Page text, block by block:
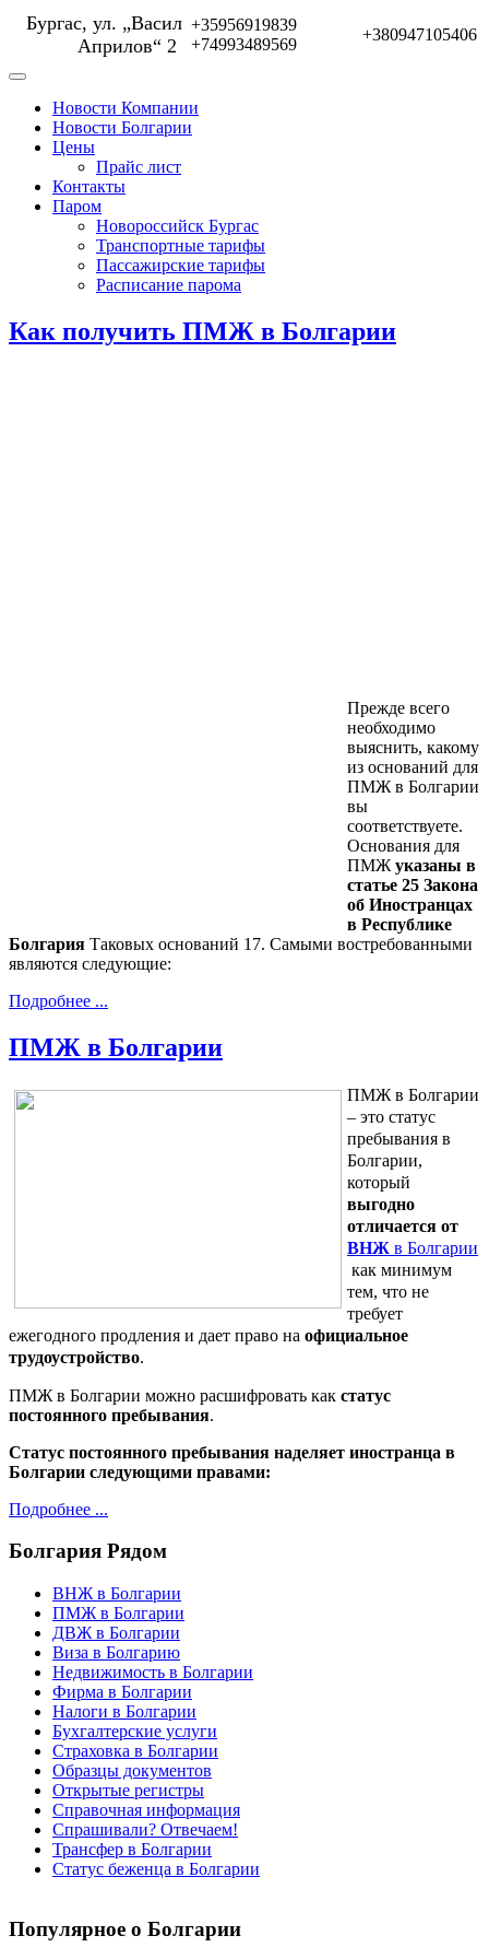
Бургас, ул. „Васил
Априлов“ 2
+35956919839
+74993489569
+380947105406
Новости Компании
Новости Болгарии
Цены
Прайс лист
Контакты
Паром
Новороссийск Бургас
Транспортные тарифы
Пассажирские тарифы
Расписание парома
Как получить ПМЖ в Болгарии
Прежде всего
необходимо
выяснить, какому
из оснований для
ПМЖ в Болгарии
вы
соответствуете.
Основания для
ПМЖ указаны в
статье 25 Закона
об Иностранцах
в Республике
Болгария Таковых оснований 17. Самыми востребованными
являются следующие:
Подробнее ...
ПМЖ в Болгарии
ПМЖ в Болгарии
– это статус
пребывания в
Болгарии,
который
выгодно
отличается от
ВНЖ в Болгарии
как минимум
тем, что не
требует
ежегодного продления и дает право на официальное
трудоустройство.
ПМЖ в Болгарии можно расшифровать как статус
постоянного пребывания.
Статус постоянного пребывания наделяет иностранца в
Болгарии следующими правами:
Подробнее ...
Болгария Рядом
ВНЖ в Болгарии
ПМЖ в Болгарии
ДВЖ в Болгарии
Виза в Болгарию
Недвижимость в Болгарии
Фирма в Болгарии
Налоги в Болгарии
Бухгалтерские услуги
Страховка в Болгарии
Образцы документов
Открытые регистры
Справочная информация
Спрашивали? Отвечаем!
Трансфер в Болгарии
Статус беженца в Болгарии
Популярное о Болгарии